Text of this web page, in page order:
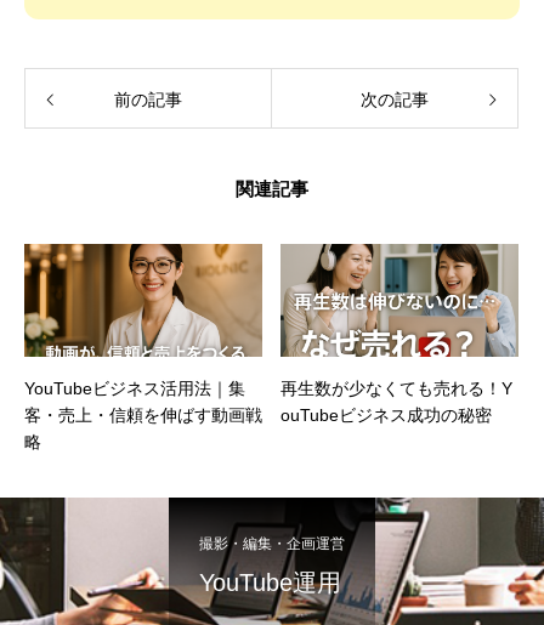
前の記事 次の記事
関連記事
YouTubeビジネス活用法｜集
客・売上・信頼を伸ばす動画戦
略
再生数が少なくても売れる！Y
ouTubeビジネス成功の秘密
撮影・編集・企画運営
YouTube運用